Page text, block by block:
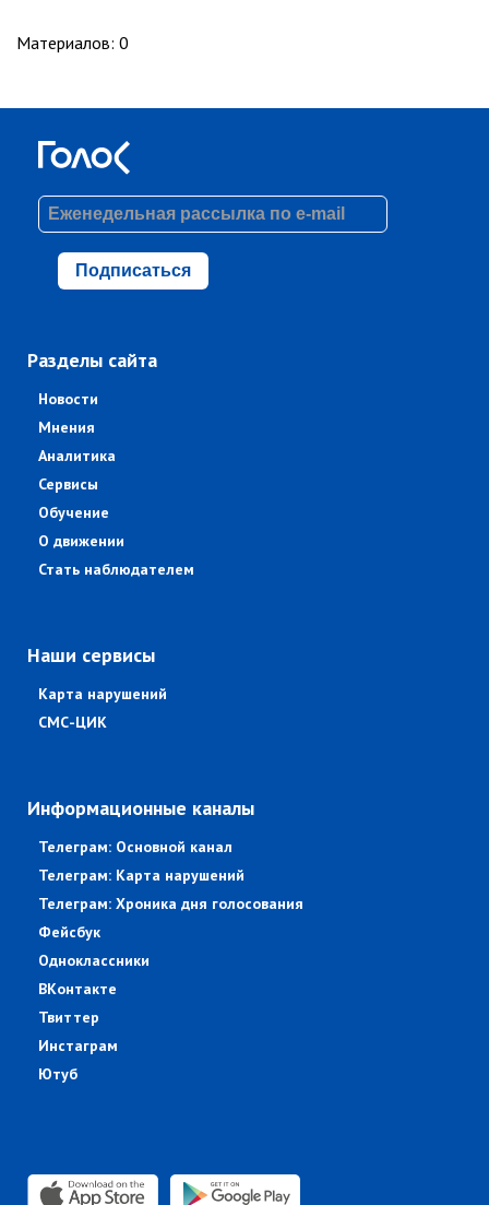
Материалов: 0
Подписаться
Разделы сайта
Новости
Мнения
Аналитика
Сервисы
Обучение
О движении
Стать наблюдателем
Наши сервисы
Карта нарушений
СМС-ЦИК
Информационные каналы
Телеграм: Основной канал
Телеграм: Карта нарушений
Телеграм: Хроника дня голосования
Фейсбук
Одноклассники
ВКонтакте
Твиттер
Инстаграм
Ютуб